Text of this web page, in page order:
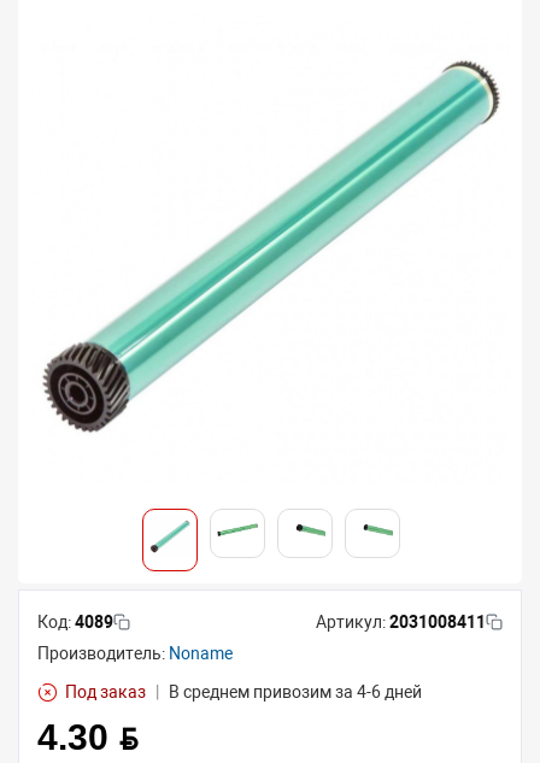
Код:4089 Артикул:2031008411
Производитель: Noname
Под заказ
В среднем привозим за 4-6 дней
4.30 BYN